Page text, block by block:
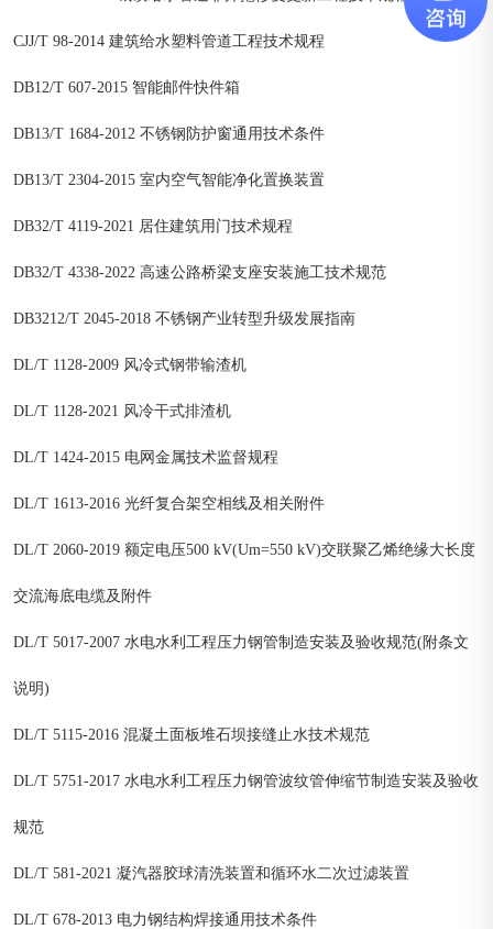
CJJ/T 98-2014 建筑给水塑料管道工程技术规程
DB12/T 607-2015 智能邮件快件箱
DB13/T 1684-2012 不锈钢防护窗通用技术条件
DB13/T 2304-2015 室内空气智能净化置换装置
DB32/T 4119-2021 居住建筑用门技术规程
DB32/T 4338-2022 高速公路桥梁支座安装施工技术规范
DB3212/T 2045-2018 不锈钢产业转型升级发展指南
DL/T 1128-2009 风冷式钢带输渣机
DL/T 1128-2021 风冷干式排渣机
DL/T 1424-2015 电网金属技术监督规程
DL/T 1613-2016 光纤复合架空相线及相关附件
DL/T 2060-2019 额定电压500 kV(Um=550 kV)交联聚乙烯绝缘大长度
交流海底电缆及附件
DL/T 5017-2007 水电水利工程压力钢管制造安装及验收规范(附条文
说明)
DL/T 5115-2016 混凝土面板堆石坝接缝止水技术规范
DL/T 5751-2017 水电水利工程压力钢管波纹管伸缩节制造安装及验收
规范
DL/T 581-2021 凝汽器胶球清洗装置和循环水二次过滤装置
DL/T 678-2013 电力钢结构焊接通用技术条件